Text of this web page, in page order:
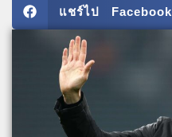
แชร์ไป Facebook